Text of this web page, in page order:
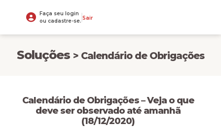
Faça seu login
ou cadastre-se. Sair
Soluções > Calendário de Obrigações
Calendário de Obrigações – Veja o que
deve ser observado até amanhã
(18/12/2020)